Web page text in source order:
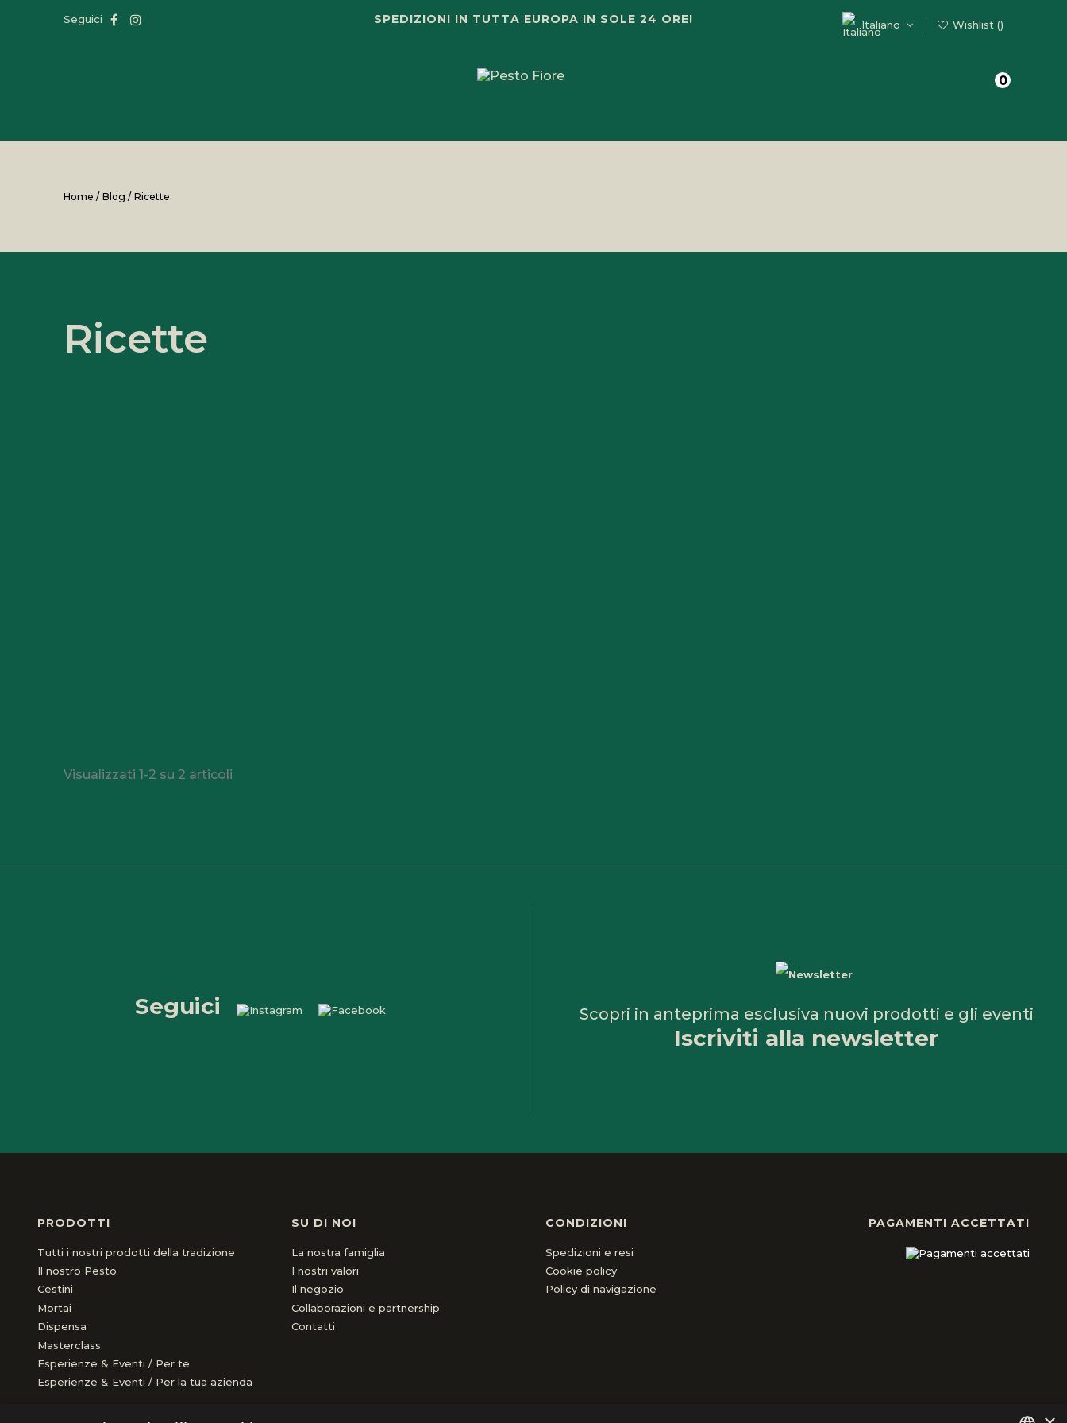
Seguici SPEDIZIONI IN TUTTA EUROPA IN SOLE 24 ORE! Italiano Wishlist ()
0
Home / Blog / Ricette
Ricette
Visualizzati 1-2 su 2 articoli
Seguici Scopri in anteprima esclusiva nuovi prodotti e gli eventi
Iscriviti alla newsletter
PRODOTTI
Tutti i nostri prodotti della tradizione
Il nostro Pesto
Cestini
Mortai
Dispensa
Masterclass
Esperienze & Eventi / Per te
Esperienze & Eventi / Per la tua azienda
SU DI NOI
La nostra famiglia
I nostri valori
Il negozio
Collaborazioni e partnership
Contatti
CONDIZIONI
Spedizioni e resi
Cookie policy
Policy di navigazione
PAGAMENTI ACCETTATI